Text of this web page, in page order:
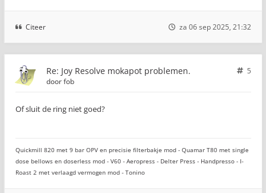
Citeer za 06 sep 2025, 21:32
Re: Joy Resolve mokapot problemen.
5
doorfob
Of sluit de ring niet goed?
Quickmill 820 met 9 bar OPV en precisie filterbakje mod - Quamar T80 met single
dose bellows en doserless mod - V60 - Aeropress - Delter Press - Handpresso - I-
Roast 2 met verlaagd vermogen mod - Tonino